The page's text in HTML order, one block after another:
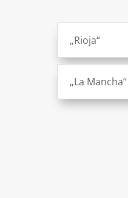
„Rioja“
„La Mancha“